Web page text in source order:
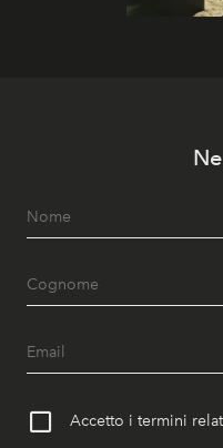
Accetto i termini